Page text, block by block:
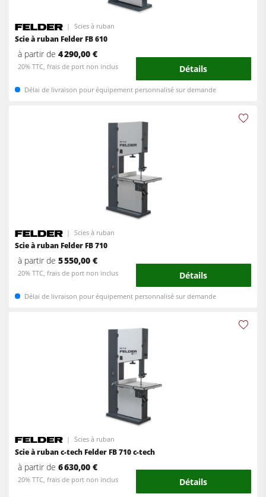
Scies à ruban
Scie à ruban Felder FB 610
à partir de4 290,00 €
20% TTC, frais de port non inclus Détails
Délai de livraison pour équipement personnalisé sur demande
Scies à ruban
Scie à ruban Felder FB 710
à partir de5 550,00 €
20% TTC, frais de port non inclus Détails
Délai de livraison pour équipement personnalisé sur demande
Scies à ruban
Scie à ruban c-tech Felder FB 710 c-tech
à partir de6 630,00 €
20% TTC, frais de port non inclus Détails